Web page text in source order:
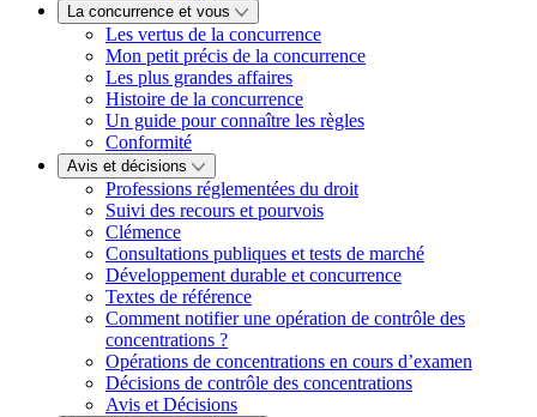
La concurrence et vous
Les vertus de la concurrence
Mon petit précis de la concurrence
Les plus grandes affaires
Histoire de la concurrence
Un guide pour connaître les règles
Conformité
Avis et décisions
Professions réglementées du droit
Suivi des recours et pourvois
Clémence
Consultations publiques et tests de marché
Développement durable et concurrence
Textes de référence
Comment notifier une opération de contrôle des
concentrations ?
Opérations de concentrations en cours d’examen
Décisions de contrôle des concentrations
Avis et Décisions